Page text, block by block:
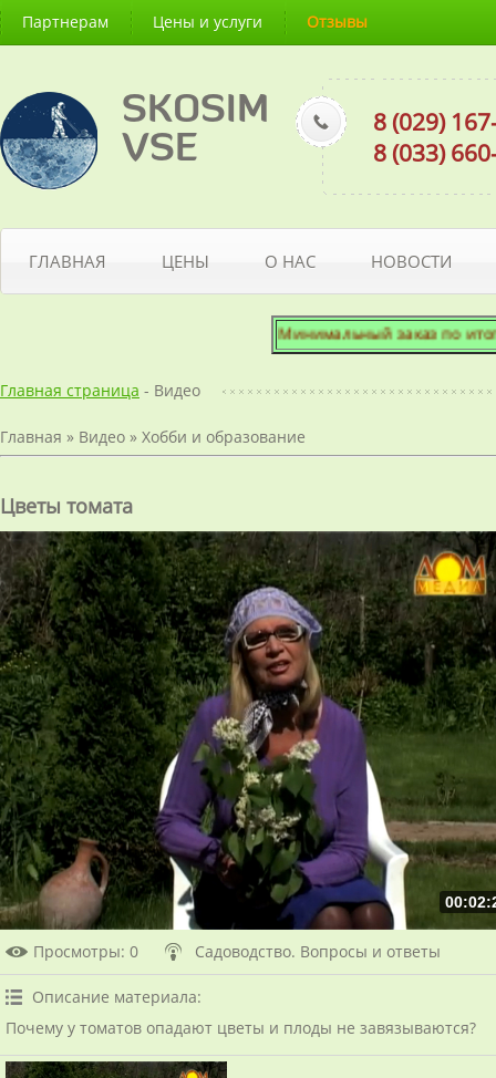
Партнерам Цены и услуги Отзывы
SKOSIM
VSE
8 (029)
8 (033)
ГЛАВНАЯ ЦЕНЫ О НАС НОВОСТИ
Минимальный заказ по
Главная страница - Видео
Главная » Видео » Хобби и образование
Цветы томата
Просмотры: 0 Садоводство. Вопросы и ответы
Описание материала:
Почему у томатов опадают цветы и плоды не завязываются?